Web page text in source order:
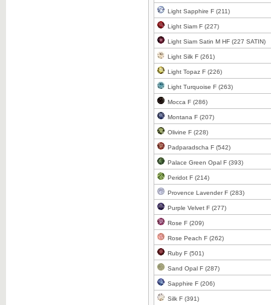
Clicca per ingrandire
Clicca per ingrandire
Clicca per ingrandire
Clicca per ingrandire
Light Sapphire F (211)
Light Siam F (227)
Light Siam Satin M HF (227 SATIN)
Light Silk F (261)
Light Topaz F (226)
Light Turquoise F (263)
Mocca F (286)
Montana F (207)
Olivine F (228)
Padparadscha F (542)
Palace Green Opal F (393)
Peridot F (214)
Provence Lavender F (283)
Purple Velvet F (277)
Rose F (209)
Rose Peach F (262)
Ruby F (501)
Sand Opal F (287)
Sapphire F (206)
Silk F (391)